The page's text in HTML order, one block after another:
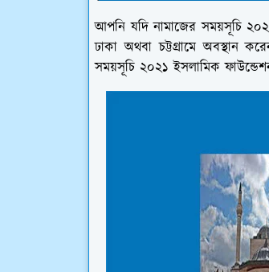
আপনি যদি নামাজের সময়সূচি
ঢাকা অথবা চট্টগ্রামে অবস্থান
সময়সূচি ২০২১ ইসলামিক